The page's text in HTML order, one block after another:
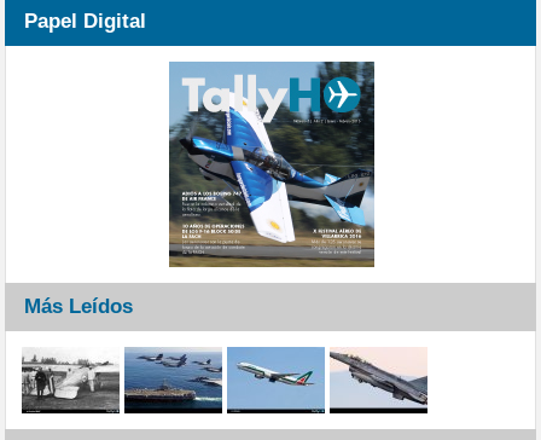
Papel Digital
Más Leídos